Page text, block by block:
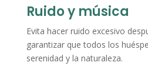
Ruido y música
Evita hacer ruido excesivo
garantizar que todos los
serenidad y la naturaleza.